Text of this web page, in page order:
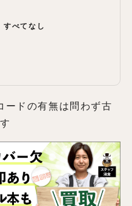
すべてなし
ードの有無は問わず古